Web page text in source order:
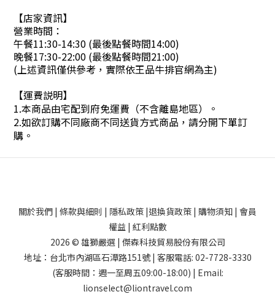
【店家資訊】
營業時間：
午餐11:30-14:30 (最後點餐時間14:00)
晚餐17:30-22:00 (最後點餐時間21:00)
(上述資訊僅供參考，實際依王品牛排官網為主)
【運費説明】
1.本商品由宅配到府免運費（不含離島地區）。
2.如欲訂購不同廠商不同送貨方式商品，請分開下單訂
購。
關於我們 | 條款與細則 | 隱私政策 |退換貨政策 | 購物須知 | 會員
權益| 紅利點數
2026 © 雄獅嚴選 | 傑森科技貿易股份有限公司
地址：台北市內湖區石潭路151號 | 客服電話: 02-7728-3330
(客服時間：週一至周五09:00-18:00) | Email:
lionselect@liontravel.com